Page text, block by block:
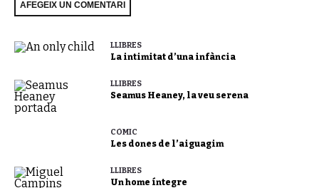
LLIBRES
La intimitat d’una infància
LLIBRES
Seamus Heaney, la veu serena
CÒMIC
Les dones de l’aiguagim
LLIBRES
Un home íntegre